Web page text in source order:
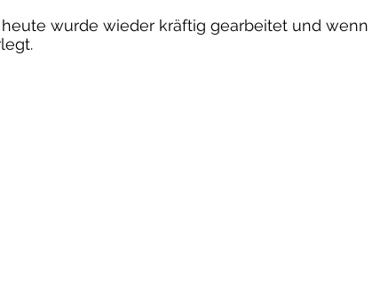
wurde wieder kräftig gearbeitet und